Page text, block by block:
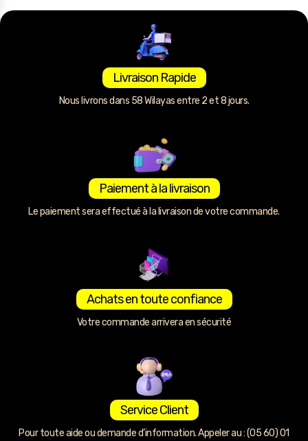
Livraison Rapide
Nous livrons dans 58 Wilayas entre 2 et 8 jours.
Paiement à la livraison
Le paiement sera effectué à la livraison de votre commande.
Achats en toute confiance
Votre commande arrivera en sécurité
Service Client
Pour toute aide ou demande d’information. Appeler au : (05 60) 01